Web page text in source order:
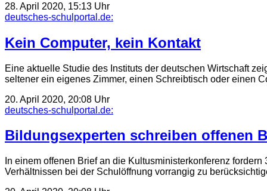
28. April 2020, 15:13 Uhr
deutsches-schulportal.de:
Kein Computer, kein Kontakt
Eine aktuelle Studie des Instituts der deutschen Wirtschaft
seltener ein eigenes Zimmer, einen Schreibtisch oder einen
20. April 2020, 20:08 Uhr
deutsches-schulportal.de:
Bildungsexperten schreiben offenen
In einem offenen Brief an die Kultusministerkonferenz
Verhältnissen bei der Schulöffnung vorrangig zu